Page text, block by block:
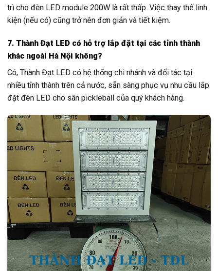
trì cho đèn LED module 200W là rất thấp. Việc thay thế linh
kiện (nếu có) cũng trở nên đơn giản và tiết kiệm.
7. Thành Đạt LED có hỗ trợ lắp đặt tại các tỉnh thành
khác ngoài Hà Nội không?
Có, Thành Đạt LED có hệ thống chi nhánh và đối tác tại
nhiều tỉnh thành trên cả nước, sẵn sàng phục vụ nhu cầu lắp
đặt đèn LED cho sân pickleball của quý khách hàng.